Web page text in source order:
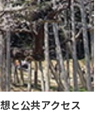
と公共アクセス